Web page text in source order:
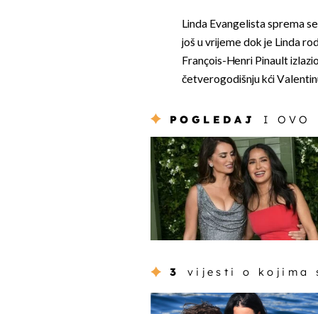
Linda Evangelista sprema
još u vrijeme dok je Linda
François-Henri Pinault
četverogodišnju kći
POGLEDAJ I OVO
3 vijesti o kojima